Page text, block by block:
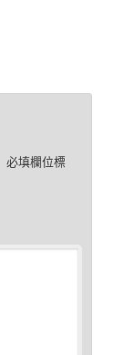
必填欄位標